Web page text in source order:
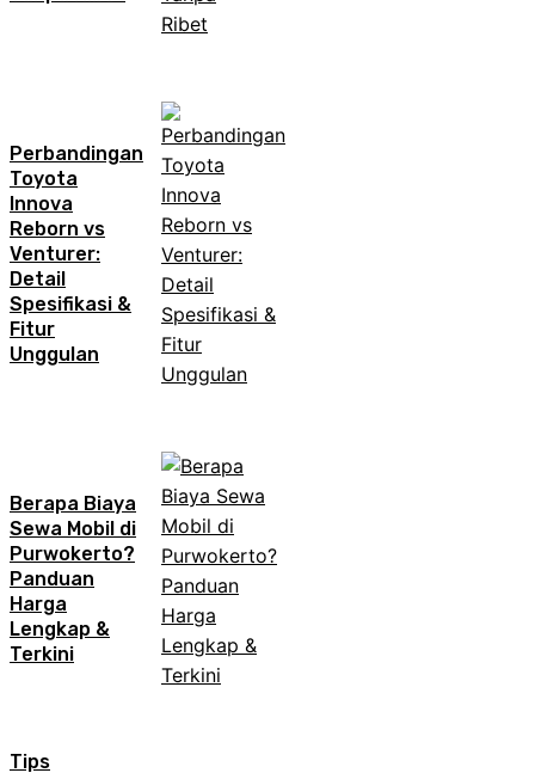
Perbandingan
Toyota
Innova
Reborn vs
Venturer:
Detail
Spesifikasi &
Fitur
Unggulan
Berapa Biaya
Sewa Mobil di
Purwokerto?
Panduan
Harga
Lengkap &
Terkini
Tips